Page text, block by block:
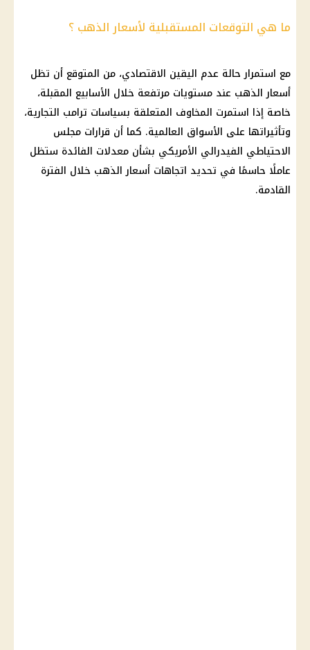
ما هي التوقعات المستقبلية لأسعار الذهب ؟
مع استمرار حالة عدم اليقين الاقتصادي، من المتوقع أن تظل
أسعار الذهب عند مستويات مرتفعة خلال الأسابيع المقبلة،
خاصة إذا استمرت المخاوف المتعلقة بسياسات ترامب التجارية،
وتأثيراتها على الأسواق العالمية. كما أن قرارات مجلس
الاحتياطي الفيدرالي الأمريكي بشأن معدلات الفائدة ستظل
عاملًا حاسمًا في تحديد اتجاهات أسعار الذهب خلال الفترة
القادمة.